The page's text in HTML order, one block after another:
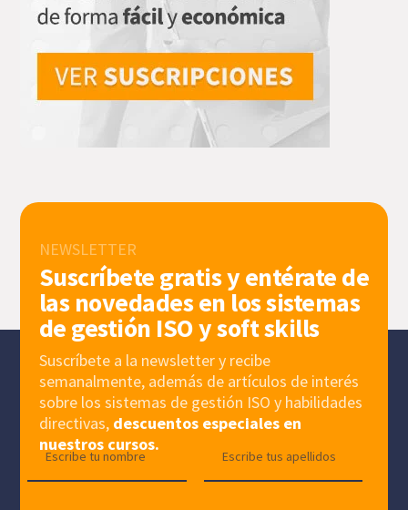
NEWSLETTER
Suscríbete gratis y entérate de
las novedades en los sistemas
de gestión ISO y soft skills
Suscríbete a la newsletter y recibe
semanalmente, además de artículos de interés
sobre los sistemas de gestión ISO y habilidades
directivas, descuentos especiales en
nuestros cursos.